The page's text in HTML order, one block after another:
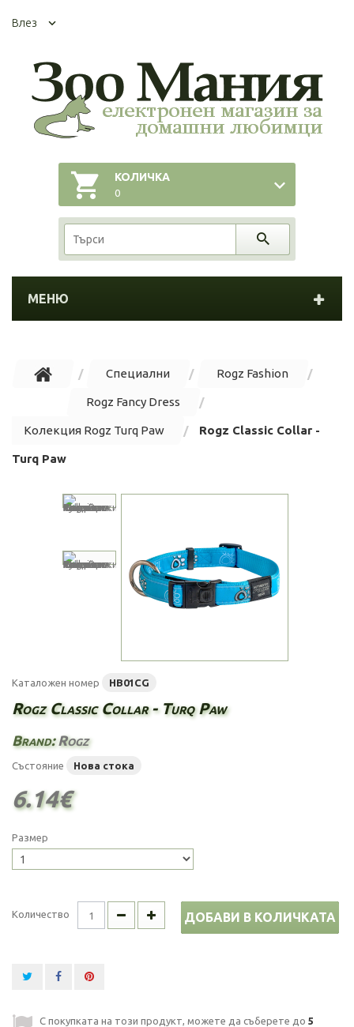
Влез
КОЛИЧКА
0
МЕНЮ
Специални Rogz Fashion
Rogz Fancy Dress
Колекция Rogz Turq Paw Rogz Classic Collar -
Turq Paw
Каталожен номер HB01CG
Rogz Classic Collar - Turq Paw
Brand:Rogz
Състояние Нова стока
6.14€
Размер
Количество ДОБАВИ В КОЛИЧКАТА
С покупката на този продукт, можете да съберете до 5